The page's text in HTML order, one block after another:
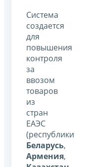
Система
создается
для
повышения
контроля
за
ввозом
товаров
из
стран
ЕАЭС
(республики
Беларусь,
Армения,